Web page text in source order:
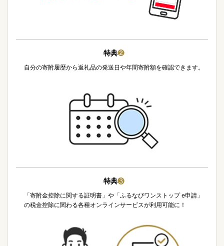
特典❷
自分の寄附履歴から返礼品の発送日や年間寄附額を確認できます。
特典❸
「寄附金控除に関する証明書」や「ふるなびワンストップ e申請」
の税金控除に関わる各種オンラインサービスが利用可能に！